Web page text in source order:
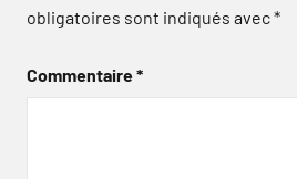
obligatoires sont indiqués avec*
Commentaire*